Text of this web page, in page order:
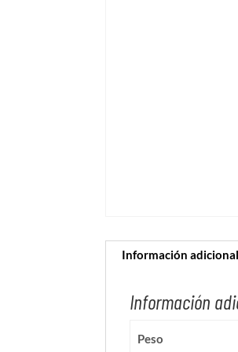
Información adicional
Información
Peso